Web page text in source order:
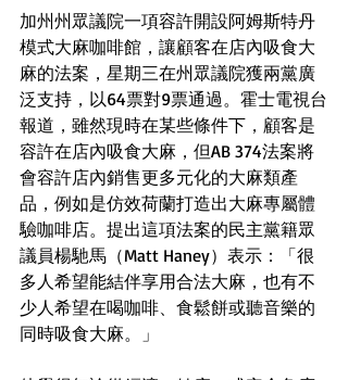
加州州眾議院一項容許開設阿姆斯特丹
模式大麻咖啡館，讓顧客在店內吸食大
麻的法案，星期三在州眾議院獲兩黨廣
泛支持，以64票對9票通過。霍士電視台
報道，雖然現時在某些條件下，顧客是
容許在店內吸食大麻，但AB 374法案將
會容許店內銷售更多元化的大麻類產
品，例如是仿效荷蘭打造出大麻專屬體
驗咖啡店。提出這項法案的民主黨籍眾
議員楊馳馬（Matt Haney）表示：「很
多人希望能結伴享用合法大麻，也有不
少人希望在喝咖啡、食鬆餅或聽音樂的
同時吸食大麻。」